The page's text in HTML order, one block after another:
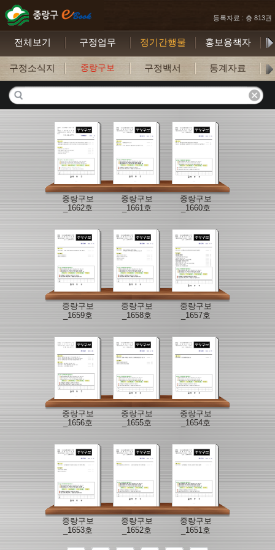
등록자료 : 총 813권
전체보기 구정업무 정기간행물 홍보용책자
구정소식지 중랑구보 구정백서 통계자료
중랑구보
_1662호
중랑구보
_1661호
중랑구보
_1660호
중랑구보
_1659호
중랑구보
_1658호
중랑구보
_1657호
중랑구보
_1656호
중랑구보
_1655호
중랑구보
_1654호
중랑구보
_1653호
중랑구보
_1652호
중랑구보
_1651호